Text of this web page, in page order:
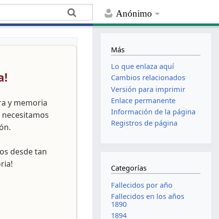
Anónimo
y memoria
necesitamos
desde tan
Más
Lo que enlaza aquí
Cambios relacionados
Versión para imprimir
Enlace permanente
Información de la página
Registros de página
Categorías
Fallecidos por año
Fallecidos en los años
1890
1894